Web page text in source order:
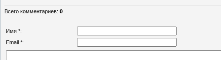
Всего комментариев: 0
Имя *:
Email *: